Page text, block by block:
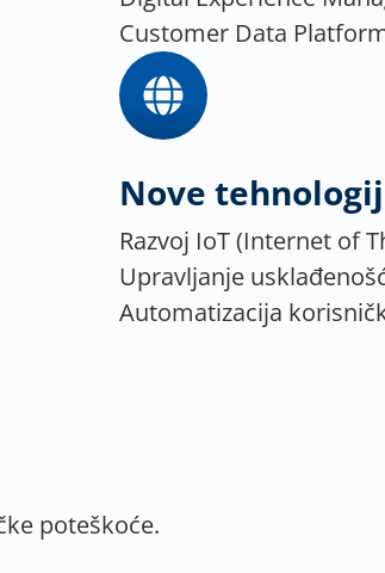
Customer Data
Nove
Razvoj IoT (Internet of
Upravljanje
Automatizacija
poteškoće.